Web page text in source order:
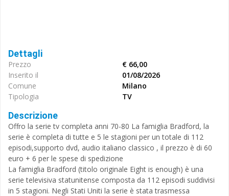
Dettagli
Prezzo
€ 66,00
Inserito il
01/08/2026
Comune
Milano
Tipologia
TV
Descrizione
Offro la serie tv completa anni 70-80 La famiglia Bradford, la
serie è completa di tutte e 5 le stagioni per un totale di 112
episodi,supporto dvd, audio italiano classico , il prezzo è di 60
euro + 6 per le spese di spedizione
La famiglia Bradford (titolo originale Eight is enough) è una
serie televisiva statunitense composta da 112 episodi suddivisi
in 5 stagioni. Negli Stati Uniti la serie è stata trasmessa